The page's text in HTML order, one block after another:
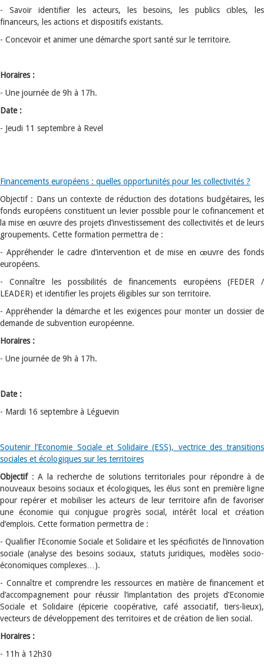
- Savoir identifier les acteurs, les besoins, les publics cibles, les
financeurs, les actions et dispositifs existants.
- Concevoir et animer une démarche sport santé sur le territoire.
Horaires :
- Une journée de 9h à 17h.
Date :
- Jeudi 11 septembre à Revel
Financements européens : quelles opportunités pour les collectivités ?
Objectif : Dans un contexte de réduction des dotations budgétaires, les
fonds européens constituent un levier possible pour le cofinancement et
la mise en œuvre des projets d’investissement des collectivités et de leurs
groupements. Cette formation permettra de :
- Appréhender le cadre d’intervention et de mise en œuvre des fonds
européens.
- Connaître les possibilités de financements européens (FEDER /
LEADER) et identifier les projets éligibles sur son territoire.
- Appréhender la démarche et les exigences pour monter un dossier de
demande de subvention européenne.
Horaires :
- Une journée de 9h à 17h.
Date :
- Mardi 16 septembre à Léguevin
Soutenir l’Economie Sociale et Solidaire (ESS), vectrice des transitions
sociales et écologiques sur les territoires
Objectif: A la recherche de solutions territoriales pour répondre à de
nouveaux besoins sociaux et écologiques, les élus sont en première ligne
pour repérer et mobiliser les acteurs de leur territoire afin de favoriser
une économie qui conjugue progrès social, intérêt local et création
d’emplois. Cette formation permettra de :
- Qualifier l’Economie Sociale et Solidaire et les spécificités de l’innovation
sociale (analyse des besoins sociaux, statuts juridiques, modèles socio-
économiques complexes…).
- Connaître et comprendre les ressources en matière de financement et
d’accompagnement pour réussir l’implantation des projets d’Economie
Sociale et Solidaire (épicerie coopérative, café associatif, tiers-lieux),
vecteurs de développement des territoires et de création de lien social.
Horaires :
- 11h à 12h30